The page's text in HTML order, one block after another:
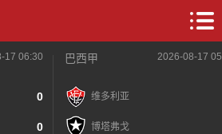
17 06:30
0
0
巴西甲 2026-08-17
维多利亚
博塔弗戈